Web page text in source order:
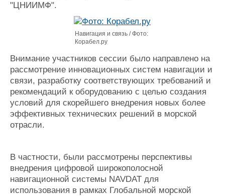
"ЦНИИМФ".
Навигация и связь / Фото:
Корабел.ру
Внимание участников сессии было направлено на
рассмотрение инновационных систем навигации и
связи, разработку соответствующих требований и
рекомендаций к оборудованию с целью создания
условий для скорейшего внедрения новых более
эффективных технических решений в морской
отрасли.
В частности, были рассмотрены перспективы
внедрения цифровой широкополосной
навигационной системы NAVDAT для
использования в рамках Глобальной морской